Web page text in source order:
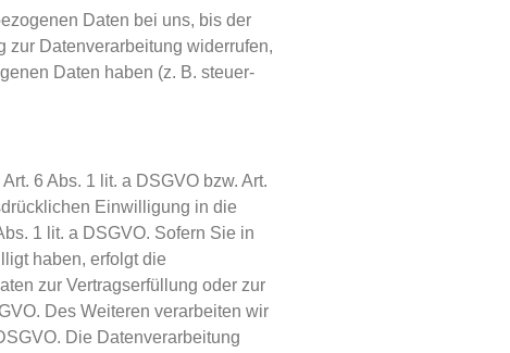
Daten bei uns, bis der
Datenverarbeitung widerrufen,
Daten haben (z. B. steuer-
6 Abs. 1 lit. a DSGVO bzw. Art.
Einwilligung in die
1 lit. a DSGVO. Sofern Sie in
haben, erfolgt die
zur Vertragserfüllung oder zur
Des Weiteren verarbeiten wir
Die Datenverarbeitung